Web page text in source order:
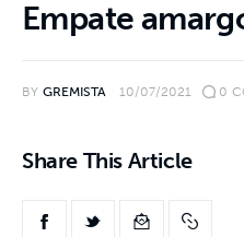
Empate
BY GREMISTA 10/07/2021 0
Share This Article